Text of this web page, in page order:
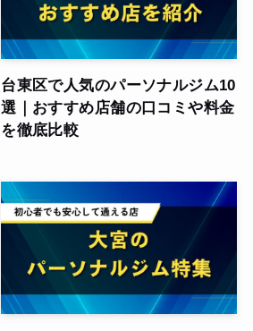
台東区で人気のパーソナルジム10
選｜おすすめ店舗の口コミや料金
を徹底比較